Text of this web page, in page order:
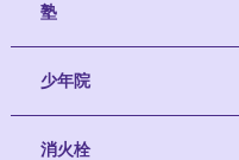
塾
少年院
消火栓